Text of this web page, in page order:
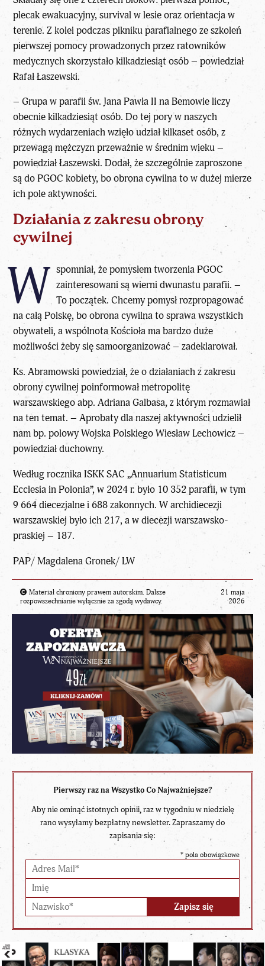
plecak ewakuacyjny, survival w lesie oraz orientacja w
terenie. Z kolei podczas pikniku parafialnego ze szkoleń
pierwszej pomocy prowadzonych przez ratowników
medycznych skorzystało kilkadziesiąt osób – powiedział
Rafał Łaszewski.
– Grupa w parafii św. Jana Pawła II na Bemowie liczy
obecnie kilkadziesiąt osób. Do tej pory w naszych
różnych wydarzeniach wzięło udział kilkaset osób, z
przewagą mężczyzn przeważnie w średnim wieku –
powiedział Łaszewski. Dodał, że szczególnie zaproszone
są do PGOC kobiety, bo obrona cywilna to w dużej mierze
ich pole aktywności.
Działania z zakresu obrony
cywilnej
W spomniał, że pomysłem tworzenia PGOC
zainteresowani są wierni dwunastu parafii. –
To początek. Chcemy pomysł rozpropagować
na całą Polskę, bo obrona cywilna to sprawa wszystkich
obywateli, a wspólnota Kościoła ma bardzo duże
możliwości żeby się samoorganizować – zadeklarował.
Ks. Abramowski powiedział, że o działaniach z zakresu
obrony cywilnej poinformował metropolitę
warszawskiego abp. Adriana Galbasa, z którym rozmawiał
na ten temat. – Aprobaty dla naszej aktywności udzielił
nam bp. polowy Wojska Polskiego Wiesław Lechowicz –
powiedział duchowny.
Według rocznika ISKK SAC „Annuarium Statisticum
Ecclesia in Polonia”, w 2024 r. było 10 352 parafii, w tym
9 664 diecezjalne i 688 zakonnych. W archidiecezji
warszawskiej było ich 217, a w diecezji warszawsko-
praskiej – 187.
PAP/ Magdalena Gronek/ LW
Materiał chroniony prawem autorskim. Dalsze
rozpowszechnianie wyłącznie za zgodą wydawcy.
21 maja
2026
Pierwszy raz na Wszystko Co Najważniejsze?
Aby nie ominąć istotnych opinii, raz w tygodniu w niedzielę
rano wysyłamy bezpłatny newsletter. Zapraszamy do
zapisania się:
* pola obowiązkowe